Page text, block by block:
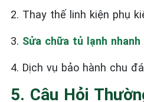
2. Thay thế linh kiện phụ
3. Sửa chữa tủ lạnh
4. Dịch vụ bảo hành chu
5. Câu Hỏi